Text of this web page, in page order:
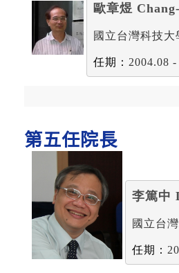
歐章煜
國立台灣科技
任期： 2004.08
第五任院長
李篤中
國立台
任期：